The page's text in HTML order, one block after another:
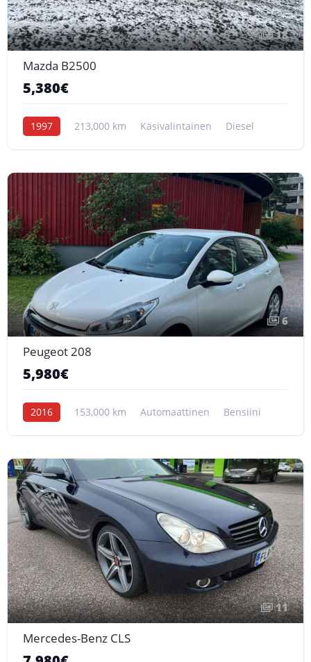
18
Mazda B2500
5,380€
1997 213,000 km Käsivalintainen Diesel
6
Peugeot 208
5,980€
2016 153,000 km Automaattinen Bensiini
11
Mercedes-Benz CLS